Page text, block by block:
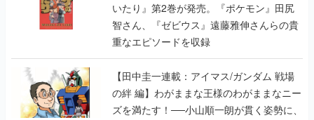
いたり』第2巻が発売。『ポケモン』田尻
智さん、『ゼビウス』遠藤雅伸さんらの貴
重なエピソードを収録
【田中圭一連載：アイマス/ガンダム 戦場
の絆 編】わがままな王様のわがままなニー
ズを満たす！──小山順一朗が貫く姿勢に、